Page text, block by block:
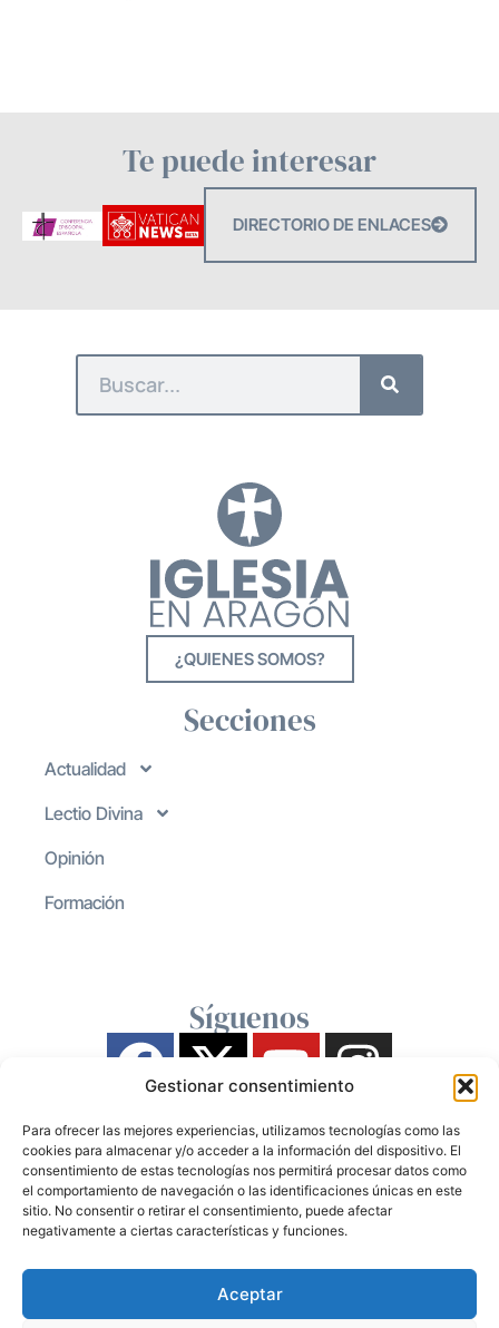
Gestionar consentimiento
Para ofrecer las mejores experiencias, utilizamos tecnologías como las
cookies para almacenar y/o acceder a la información del dispositivo. El
consentimiento de estas tecnologías nos permitirá procesar datos como
el comportamiento de navegación o las identificaciones únicas en este
sitio. No consentir o retirar el consentimiento, puede afectar
negativamente a ciertas características y funciones.
Aceptar
Te puede interesar
DIRECTORIO DE ENLACES
¿QUIENES SOMOS?
Secciones
Actualidad
Lectio Divina
Opinión
Formación
Síguenos